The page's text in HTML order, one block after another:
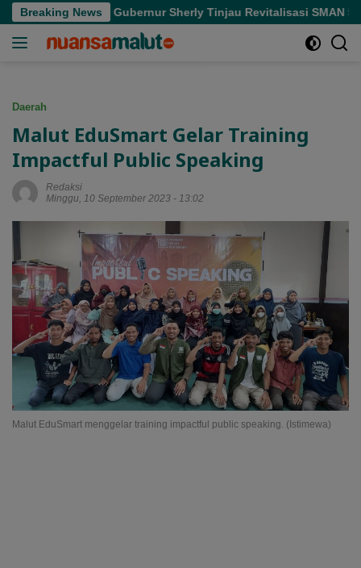
Langsung
ke
Breaking NewsGubernur Sherly Tinjau Revitalisasi SMAN 5 Tidore
Daerah
Malut EduSmart Gelar Training
Impactful Public Speaking
Redaksi
Minggu, 10 September 2023 - 13:02
Malut EduSmart menggelar training impactful public speaking. (Istimewa)